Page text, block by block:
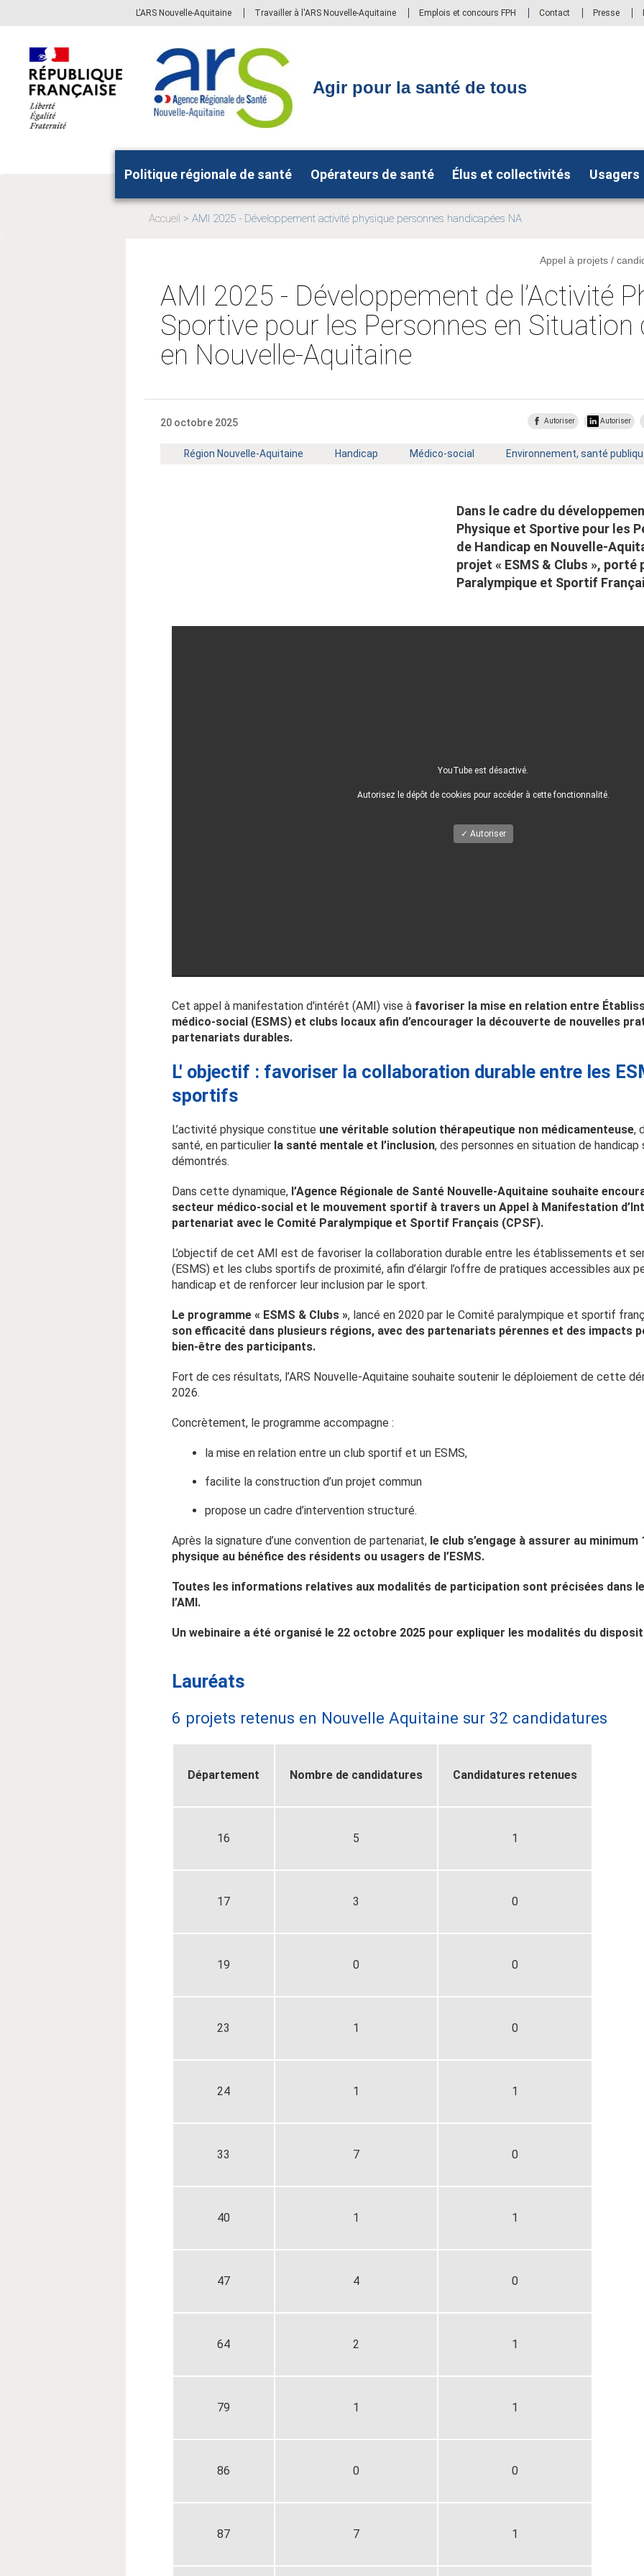
principal,
L'ARS Nouvelle-Aquitaine Travailler à l'ARS Nouvelle-Aquitaine Emplois et concours FPH Contact Presse
Agir pour la santé de tous
Politique régionale de santé Opérateurs de santé Élus et collectivités Usagers
Accueil
AMI 2025 - Développement activité physique personnes handicapées NA
AMI 2025 - Développement de l’Activité
Sportive pour les Personnes en Situation
en Nouvelle-Aquitaine
Appel à projets /
20 octobre 2025 Autoriser Autoriser
Territoire
Région Nouvelle-Aquitaine
Mot
Handicap
Mot
Médico-social
Mot
Environnement, santé
Dans le cadre du
Physique et Sportive pour les
de Handicap en Nouvelle-
projet « ESMS & Clubs », porté
Paralympique et Sportif
YouTube est désactivé.
Autorisez le dépôt de cookies pour accéder à cette fonctionnalité.
✓ Autoriser
Cet appel à manifestation d'intérêt (AMI) vise à favoriser la mise en relation entre
médico-social (ESMS) et clubs locaux afin d’encourager la découverte de nouvelles
partenariats durables.
L' objectif : favoriser la collaboration durable entre les
sportifs
L’activité physique constitue une véritable solution thérapeutique non médicamenteuse,
santé, en particulier la santé mentale et l’inclusion, des personnes en situation de handicap
démontrés.
Dans cette dynamique, l’Agence Régionale de Santé Nouvelle-Aquitaine souhaite
secteur médico-social et le mouvement sportif à travers un Appel à Manifestation
partenariat avec le Comité Paralympique et Sportif Français (CPSF).
L’objectif de cet AMI est de favoriser la collaboration durable entre les établissements et
(ESMS) et les clubs sportifs de proximité, afin d’élargir l’offre de pratiques accessibles aux
handicap et de renforcer leur inclusion par le sport.
Le programme « ESMS & Clubs », lancé en 2020 par le Comité paralympique et sportif
son efficacité dans plusieurs régions, avec des partenariats pérennes et des impacts
bien-être des participants.
Fort de ces résultats, l’ARS Nouvelle-Aquitaine souhaite soutenir le déploiement de cette
2026.
Concrètement, le programme accompagne :
la mise en relation entre un club sportif et un ESMS,
facilite la construction d’un projet commun
propose un cadre d’intervention structuré.
Après la signature d’une convention de partenariat, le club s’engage à assurer au minimum
physique au bénéfice des résidents ou usagers de l’ESMS.
Toutes les informations relatives aux modalités de participation sont précisées dans
l’AMI.
Un webinaire a été organisé le 22 octobre 2025 pour expliquer les modalités du
Lauréats
6 projets retenus en Nouvelle Aquitaine sur 32 candidatures
Département Nombre de candidatures Candidatures retenues
16 5 1
17 3 0
19 0 0
23 1 0
24 1 1
33 7 0
40 1 1
47 4 0
64 2 1
79 1 1
86 0 0
87 7 1